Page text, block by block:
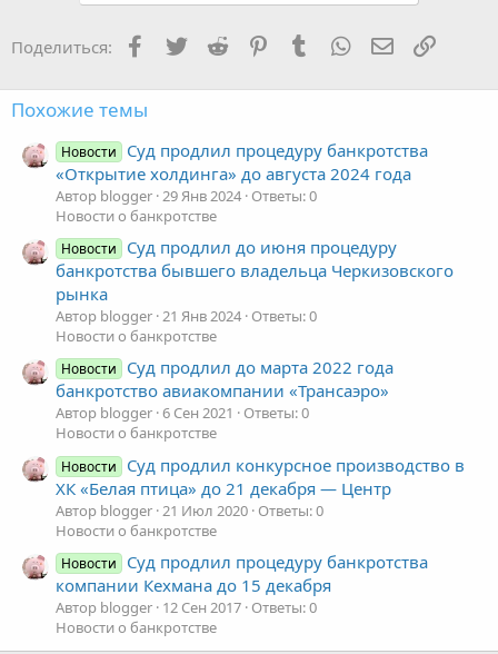
Поделиться: Facebook
TwitterReddit PinterestTumblr WhatsApp Ссылка
Похожие темы
Новости
Суд продлил процедуру банкротства
«Открытие холдинга» до августа 2024 года
Автор blogger 29 Янв 2024 Ответы: 0
Новости о банкротстве
Новости
Суд продлил до июня процедуру
банкротства бывшего владельца Черкизовского
рынка
Автор blogger 21 Янв 2024 Ответы: 0
Новости о банкротстве
Новости
Суд продлил до марта 2022 года
банкротство авиакомпании «Трансаэро»
Автор blogger 6 Сен 2021
Ответы: 0
Новости о банкротстве
Новости
Суд продлил конкурсное производство в
ХК «Белая птица» до 21 декабря — Центр
Автор blogger 21 Июл 2020 Ответы: 0
Новости о банкротстве
Новости
Суд продлил процедуру банкротства
компании Кехмана до 15 декабря
Автор blogger 12 Сен 2017 Ответы: 0
Новости о банкротстве